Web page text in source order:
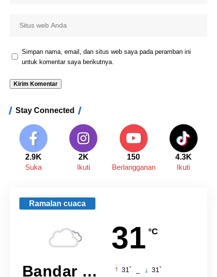
Simpan nama, email, dan situs web saya pada peramban ini
untuk komentar saya berikutnya.
Stay Connected
2.9K
Suka
2K
Ikuti
150
Berlangganan
4.3K
Ikuti
Ramalan cuaca
31 °C
Bandar Lampung 31 ° 31 °